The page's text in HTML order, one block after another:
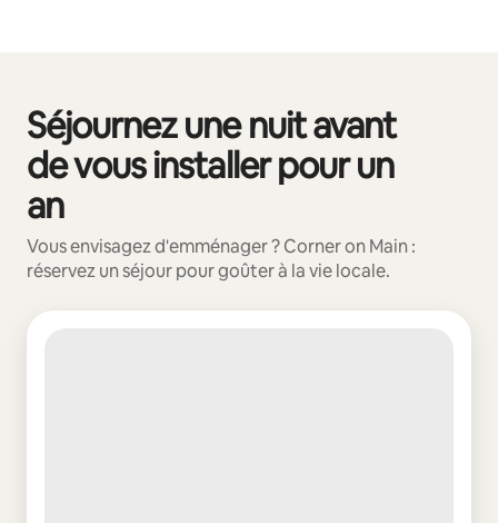
Séjournez une nuit avant
de vous installer pour un
an
Vous envisagez d'emménager ? Corner on Main :
réservez un séjour pour goûter à la vie locale.
0 sur 0 élément visible